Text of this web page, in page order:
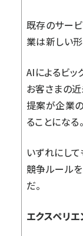
既存のサー
業は新しい
AIによるビッ
お客さまの
提案が企業
ることになる。
いずれにし
競争ルール
だ。
エクスペリ